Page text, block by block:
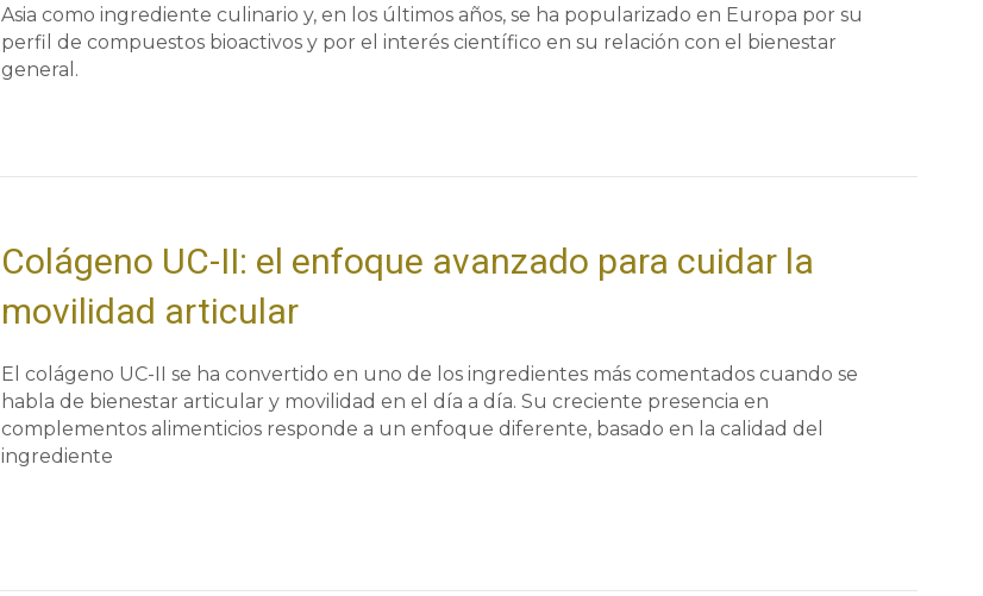
Asia como ingrediente culinario y, en los últimos años, se ha popularizado en Europa por su
perfil de compuestos bioactivos y por el interés científico en su relación con el bienestar
general.
Colágeno UC-II: el enfoque avanzado para cuidar la
movilidad articular
El colágeno UC-II se ha convertido en uno de los ingredientes más comentados cuando se
habla de bienestar articular y movilidad en el día a día. Su creciente presencia en
complementos alimenticios responde a un enfoque diferente, basado en la calidad del
ingrediente